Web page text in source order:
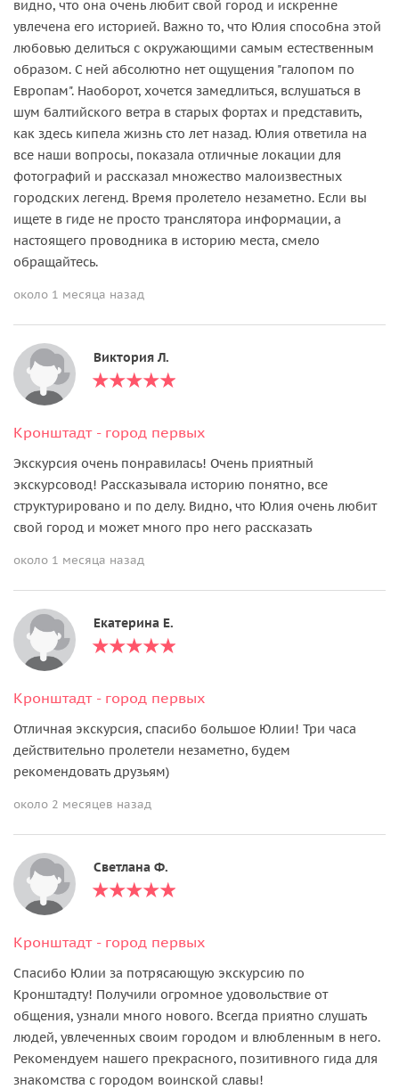
видно, что она очень любит свой город и искренне
увлечена его историей. Важно то, что Юлия способна этой
любовью делиться с окружающими самым естественным
образом. С ней абсолютно нет ощущения "галопом по
Европам". Наоборот, хочется замедлиться, вслушаться в
шум балтийского ветра в старых фортах и представить,
как здесь кипела жизнь сто лет назад. Юлия ответила на
все наши вопросы, показала отличные локации для
фотографий и рассказал множество малоизвестных
городских легенд. Время пролетело незаметно. Если вы
ищете в гиде не просто транслятора информации, а
настоящего проводника в историю места, смело
обращайтесь.
около 1 месяца назад
Виктория Л.
Кронштадт - город первых
Экскурсия очень понравилась! Очень приятный
экскурсовод! Рассказывала историю понятно, все
структурировано и по делу. Видно, что Юлия очень любит
свой город и может много про него рассказать
около 1 месяца назад
Екатерина Е.
Кронштадт - город первых
Отличная экскурсия, спасибо большое Юлии! Три часа
действительно пролетели незаметно, будем
рекомендовать друзьям)
около 2 месяцев назад
Светлана Ф.
Кронштадт - город первых
Спасибо Юлии за потрясающую экскурсию по
Кронштадту! Получили огромное удовольствие от
общения, узнали много нового. Всегда приятно слушать
людей, увлеченных своим городом и влюбленным в него.
Рекомендуем нашего прекрасного, позитивного гида для
знакомства с городом воинской славы!